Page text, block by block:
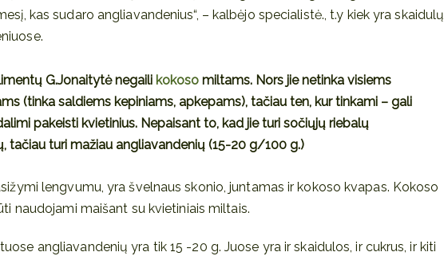
kas sudaro angliavandenius“, – kalbėjo specialistė., t.y kiek yra skaidulų
G.Jonaitytė negaili kokoso miltams. Nors jie netinka visiems
(tinka saldiems kepiniams, apkepams), tačiau ten, kur tinkami – gali
pakeisti kvietinius. Nepaisant to, kad jie turi sočiųjų riebalų
tačiau turi mažiau angliavandenių (15-20 g/100 g.)
lengvumu, yra švelnaus skonio, juntamas ir kokoso kvapas. Kokoso
naudojami maišant su kvietiniais miltais.
angliavandenių yra tik 15 -20 g. Juose yra ir skaidulos, ir cukrus, ir kiti